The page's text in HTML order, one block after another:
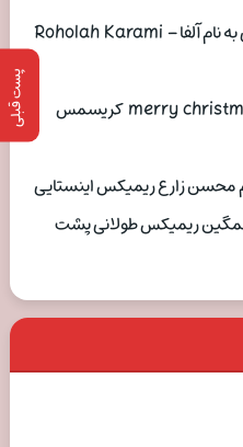
پست قبلی
دانلود آهنگ جدید روح الله کرمی به نام آلفا Roholah Karami –
دانلود آهنگ مری کریسمس merry christmas کریسمس
محسن زارع ریمیکس اینستایی
غمگین ریمیکس طولانی پشت